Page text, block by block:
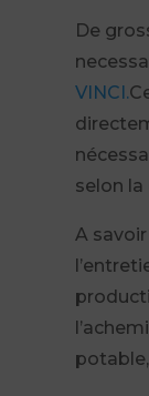
De
VINCI.
selon la
A